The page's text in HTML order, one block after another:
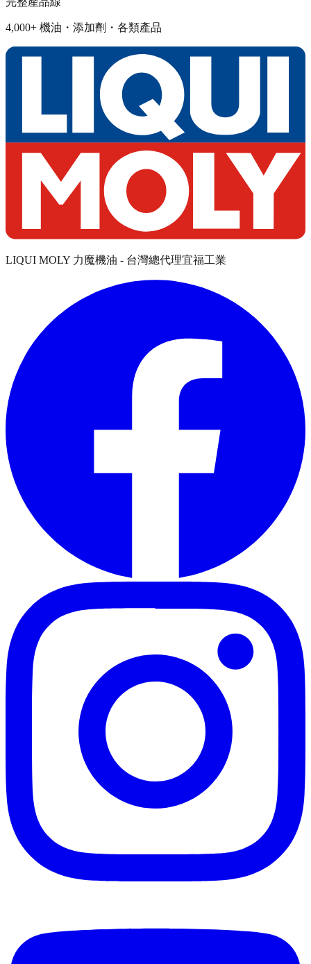
4,000+ 機油・添加劑・各類產品
LIQUI MOLY 力魔機油 - 台灣總代理宜福工業